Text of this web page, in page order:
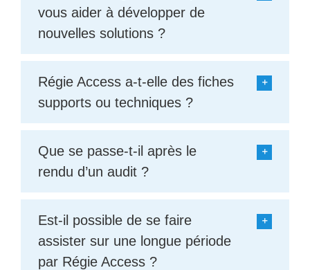
vous aider à développer de
nouvelles solutions ?
Régie Access a-t-elle des fiches
supports ou techniques ?
Que se passe-t-il après le
rendu d’un audit ?
Est-il possible de se faire
assister sur une longue période
par Régie Access ?